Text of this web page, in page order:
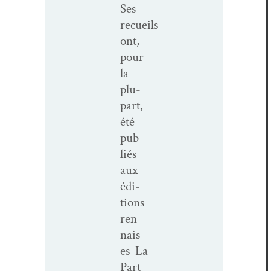
Ses
recueils
ont,
pour
la
plu­
part,
été
pub­
liés
aux
édi­
tions
ren­
nais­
es La
Part